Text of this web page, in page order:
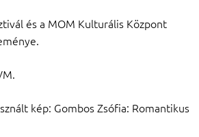
és a MOM Kulturális Központ
kép: Gombos Zsófia: Romantikus